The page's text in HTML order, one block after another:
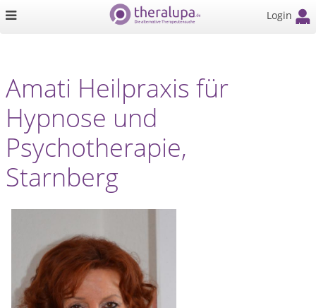
Login
Amati Heilpraxis für
Hypnose und
Psychotherapie,
Starnberg